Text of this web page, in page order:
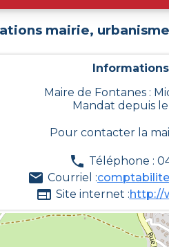
mairie,
Maire de Fontanes :
Mandat depuis
Pour contacter la
Téléphone :
Courriel :
Site internet :http://